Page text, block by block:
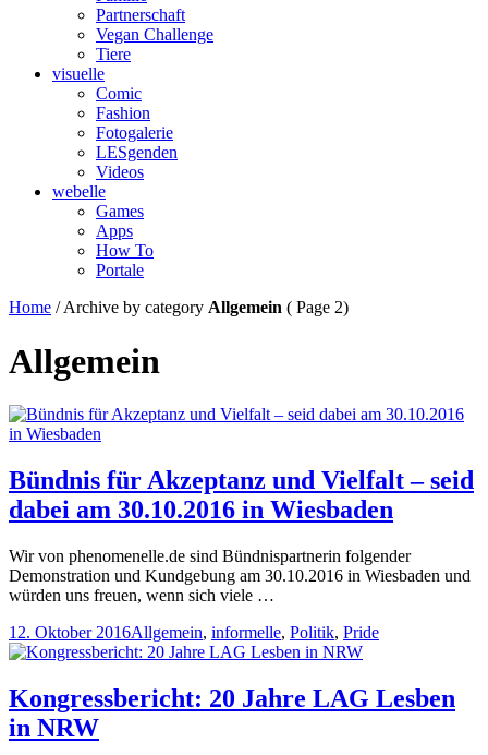
Partnerschaft
Vegan Challenge
Tiere
visuelle
Comic
Fashion
Fotogalerie
LESgenden
Videos
webelle
Games
Apps
How To
Portale
Home /Archive by category Allgemein ( Page 2)
Allgemein
Bündnis für Akzeptanz und Vielfalt – seid
dabei am 30.10.2016 in Wiesbaden
Wir von phenomenelle.de sind Bündnispartnerin folgender
Demonstration und Kundgebung am 30.10.2016 in Wiesbaden und
würden uns freuen, wenn sich viele …
12. Oktober 2016Allgemein, informelle, Politik, Pride
Kongressbericht: 20 Jahre LAG Lesben
in NRW